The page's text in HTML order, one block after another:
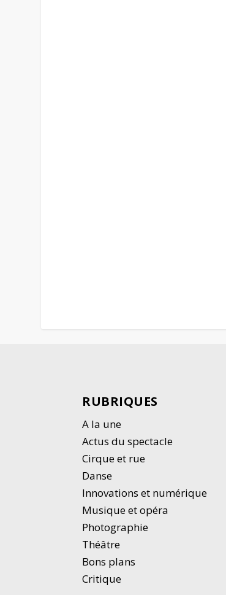
RUBRIQUES
A la une
Actus du spectacle
Cirque et rue
Danse
Innovations et numérique
Musique et opéra
Photographie
Théâtre
Bons plans
Critique